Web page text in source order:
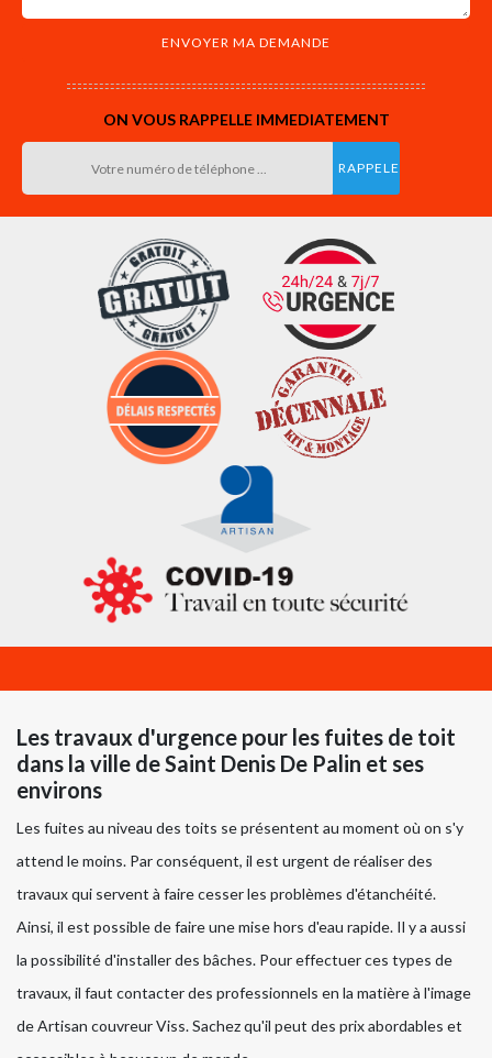
ON VOUS RAPPELLE IMMEDIATEMENT
Les travaux d'urgence pour les fuites de toit
dans la ville de Saint Denis De Palin et ses
environs
Les fuites au niveau des toits se présentent au moment où on s'y
attend le moins. Par conséquent, il est urgent de réaliser des
travaux qui servent à faire cesser les problèmes d'étanchéité.
Ainsi, il est possible de faire une mise hors d'eau rapide. Il y a aussi
la possibilité d'installer des bâches. Pour effectuer ces types de
travaux, il faut contacter des professionnels en la matière à l'image
de Artisan couvreur Viss. Sachez qu'il peut des prix abordables et